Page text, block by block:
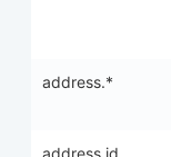
address.*